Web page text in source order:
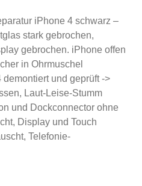
iPhone 4 schwarz –
stark gebrochen,
gebrochen. iPhone offen
in Ohrmuschel
und geprüft ->
Laut-Leise-Stumm
und Dockconnector ohne
Display und Touch
Telefonie-